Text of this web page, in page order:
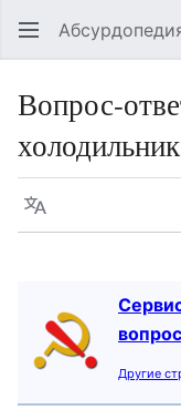
Вопрос-
Язык
Другие